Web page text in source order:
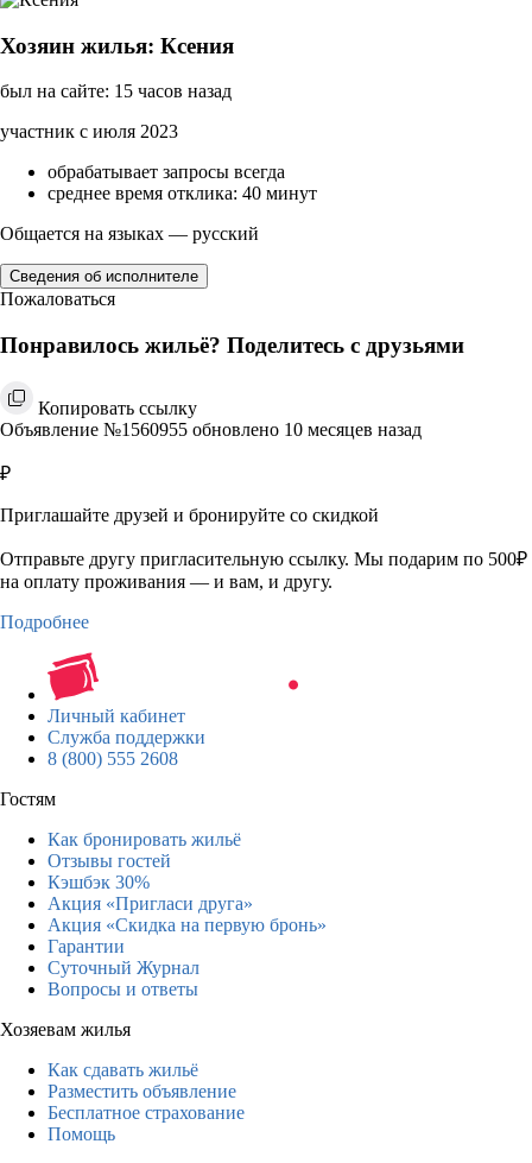
Хозяин жилья: Ксения
был на сайте: 15 часов назад
участник с июля 2023
обрабатывает запросы всегда
среднее время отклика: 40 минут
Общается на языках — русский
Сведения об исполнителе
Пожаловаться
Понравилось жильё? Поделитесь с друзьями
Копировать ссылку
Объявление №1560955 обновлено 10 месяцев назад
₽
Приглашайте друзей и бронируйте со скидкой
Отправьте другу пригласительную ссылку. Мы подарим по 500₽
на оплату проживания — и вам, и другу.
Подробнее
Личный кабинет
Служба поддержки
8 (800) 555 2608
Гостям
Как бронировать жильё
Отзывы гостей
Кэшбэк 30%
Акция «Пригласи друга»
Акция «Скидка на первую бронь»
Гарантии
Суточный Журнал
Вопросы и ответы
Хозяевам жилья
Как сдавать жильё
Разместить объявление
Бесплатное страхование
Помощь